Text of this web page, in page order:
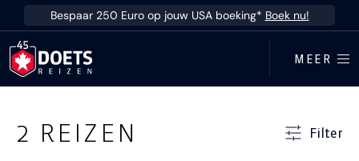
Ga direct naar inhoud
Bespaar 250 Euro op jouw USA boeking* Boek nu!
MEER
Ga direct naar resultaten
2 REIZEN Filter